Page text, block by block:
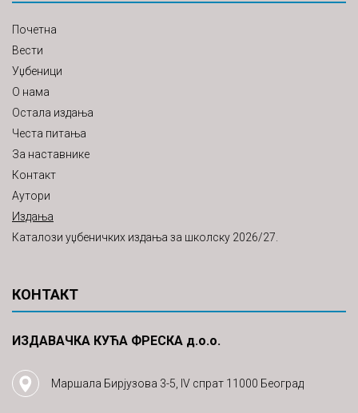
Почетна
Вести
Уџбеници
О нама
Остала издања
Честа питања
За наставнике
Контакт
Аутори
Издања
Каталози уџбеничких издања за школску 2026/27.
КОНТАКТ
ИЗДАВАЧКА КУЋА ФРЕСКА д.о.о.
Маршала Бирјузова 3-5, IV спрат 11000 Београд